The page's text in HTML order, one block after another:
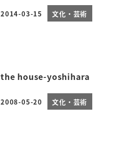
投稿日
2014-03-15 文化・芸術
the house-yoshihara
投稿日
2008-05-20 文化・芸術